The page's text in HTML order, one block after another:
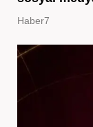
Haber7